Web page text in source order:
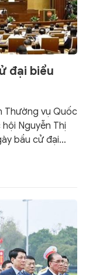
đại biểu
Thường vụ Quốc
Nguyễn Thị
bầu cử đại
các cấp nhiệm